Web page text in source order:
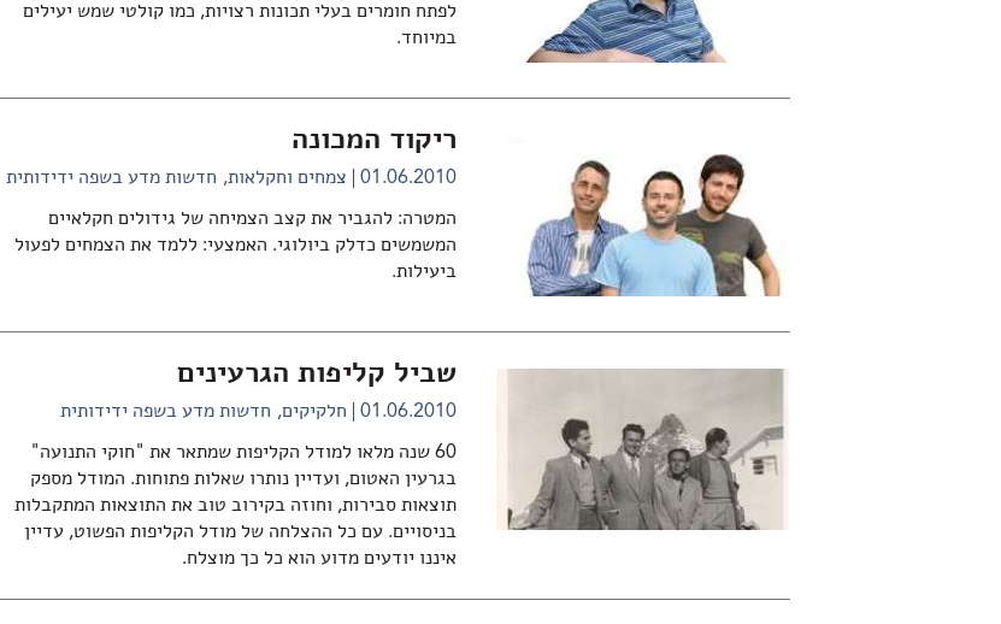
לפתח חומרים בעלי תכונות רצויות, כמו קולטי שמש יעילים
במיוחד.
ריקוד המכונה
01.06.2010 צמחים וחקלאות חדשות מדע בשפה ידידותית
המטרה: להגביר את קצב הצמיחה של גידולים חקלאיים
המשמשים כדלק ביולוגי. האמצעי: ללמד את הצמחים לפעול
ביעילות.
שביל קליפות הגרעינים
01.06.2010 חלקיקים חדשות מדע בשפה ידידותית
60 שנה מלאו למודל הקליפות שמתאר את "חוקי התנועה"
בגרעין האטום, ועדיין נותרו שאלות פתוחות. המודל מספק
תוצאות סבירות, וחוזה בקירוב טוב את התוצאות המתקבלות
בניסויים. עם כל ההצלחה של מודל הקליפות הפשוט, עדיין
איננו יודעים מדוע הוא כל כך מוצלח.